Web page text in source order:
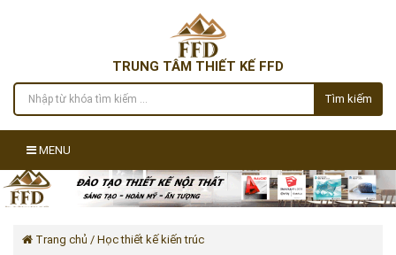
TRUNG TÂM THIẾT KẾ FFD
Tìm kiếm
MENU
Trang chủ / Học thiết kế kiến trúc